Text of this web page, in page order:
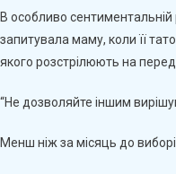
В особливо
запитувала маму, коли її
якого розстрілюють на
“Не дозволяйте іншим
Менш ніж за місяць до